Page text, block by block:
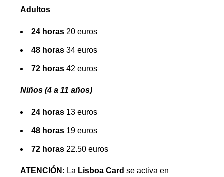
Adultos
24 horas 20 euros
48 horas 34 euros
72 horas 42 euros
Niños (4 a 11 años)
24 horas 13 euros
48 horas 19 euros
72 horas 22.50 euros
ATENCIÓN: La Lisboa Card se activa en